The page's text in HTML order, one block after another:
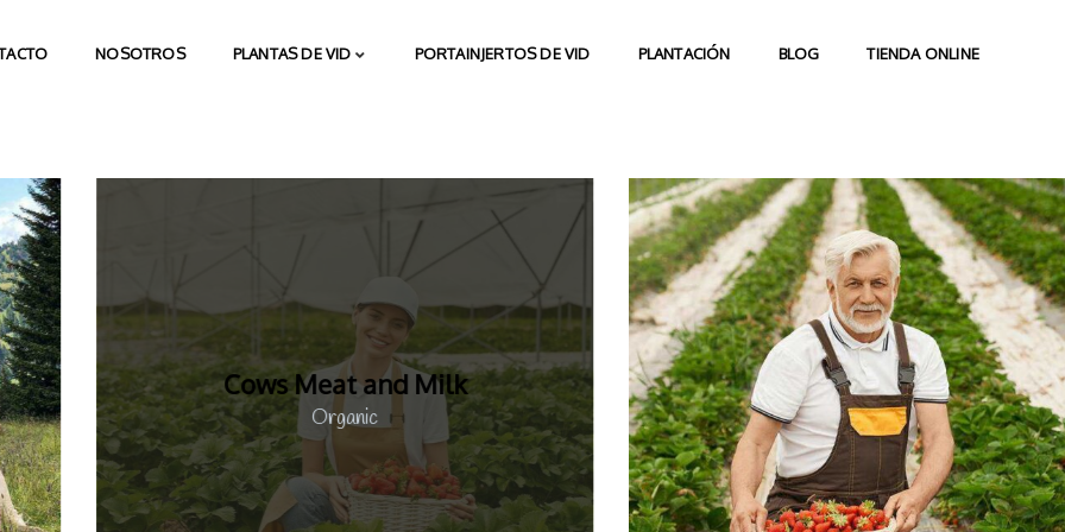
NOSOTROS PLANTAS DE VID PORTAINJERTOS DE VID PLANTACIÓN BLOG TIENDA ONLINE
Cows Meat and Milk
Organic